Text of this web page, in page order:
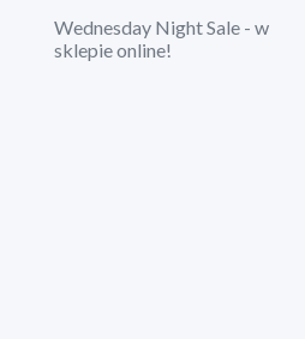
Wednesday Night Sale - w
sklepie online!